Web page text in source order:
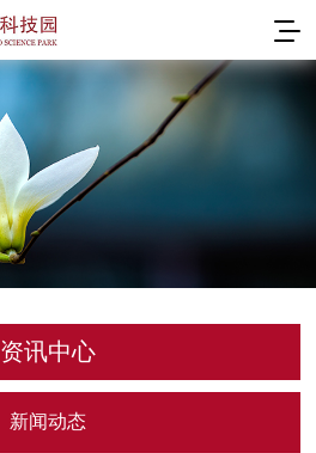
资讯中心
新闻动态